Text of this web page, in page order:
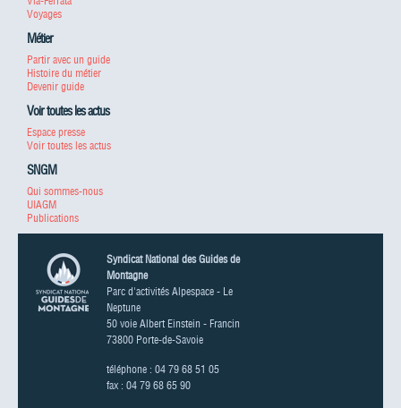
Voyages
Métier
Partir avec un guide
Histoire du métier
Devenir guide
Voir toutes les actus
Espace presse
Voir toutes les actus
SNGM
Qui sommes-nous
UIAGM
Publications
Syndicat National des Guides de
Montagne
Parc d'activités Alpespace - Le
Neptune
50 voie Albert Einstein - Francin
73800 Porte-de-Savoie
téléphone : 04 79 68 51 05
fax : 04 79 68 65 90